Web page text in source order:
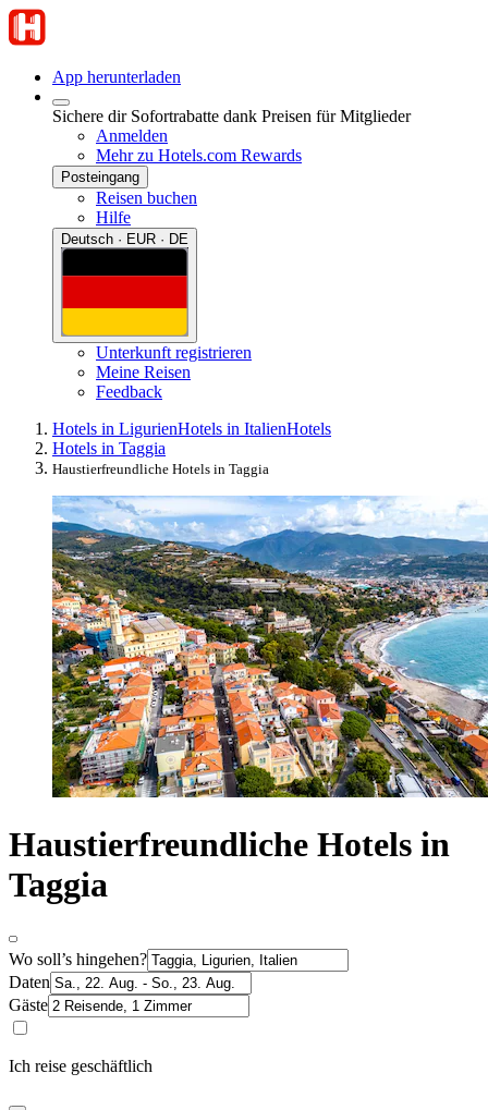
App herunterladen
Sichere dir Sofortrabatte dank Preisen für Mitglieder
Anmelden
Mehr zu Hotels.com Rewards
Posteingang
Reisen buchen
Hilfe
Deutsch · EUR · DE
Unterkunft registrieren
Meine Reisen
Feedback
Hotels in LigurienHotels in ItalienHotels
Hotels in Taggia
Haustierfreundliche Hotels in Taggia
Haustierfreundliche Hotels in
Taggia
Wo soll’s hingehen?
Daten
Gäste
Ich reise geschäftlich